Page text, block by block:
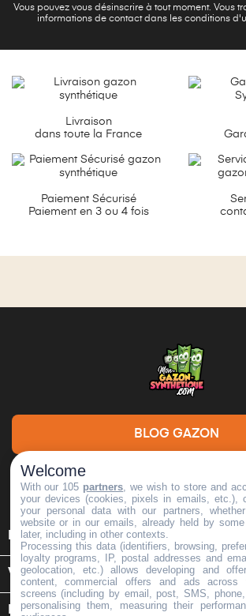
Vous pouvez vous désinscrire à tout moment. Vous
informations de contact dans les conditions
Livraison
dans toute la France
Paiement Sécurisé
Paiement en 3 ou 4 fois
BLOG GAZON
DEMANDE DE DEVIS
INFORMATIONS
VOTRE COMPTE
INFORMATIONS SUR LE MAGASIN
Welcome
With our 105 partners , we wish to store and
your devices (cookies, pixels in emails, etc.),
your personal data with our partners,
website or in our emails, already held by
later, including in other contexts.
Processing this data (identifiers, browsing,
loyalty programs, IP, postal addresses and
geolocation, etc.) allows developing and
content, commercial offers and ads across
screens (including by email, post, SMS, phone,
personalising them, measuring their